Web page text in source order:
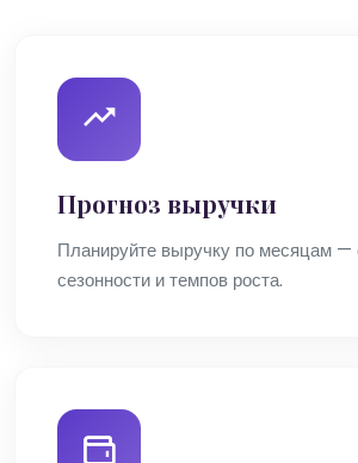
Прогноз выручки
Планируйте выручку по месяцам —
сезонности и темпов роста.